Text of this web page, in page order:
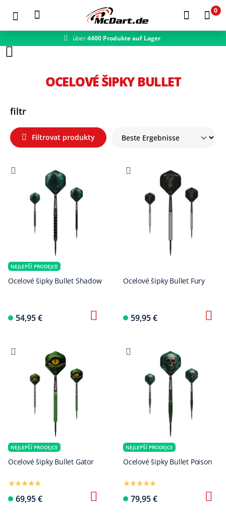
Zum Hauptinhalt springen
0
über4400 Produkte auf Lager
OCELOVÉ ŠIPKY BULLET
filtr
Filtrovat produkty
NEJLEPŠÍ PRODEJCE
Ocelové šipky Bullet Shadow
54,95 €
Ocelové šipky Bullet Fury
59,95 €
NEJLEPŠÍ PRODEJCE
Ocelové šipky Bullet Gator
69,95 €
NEJLEPŠÍ PRODEJCE
Ocelové šipky Bullet Poison
79,95 €